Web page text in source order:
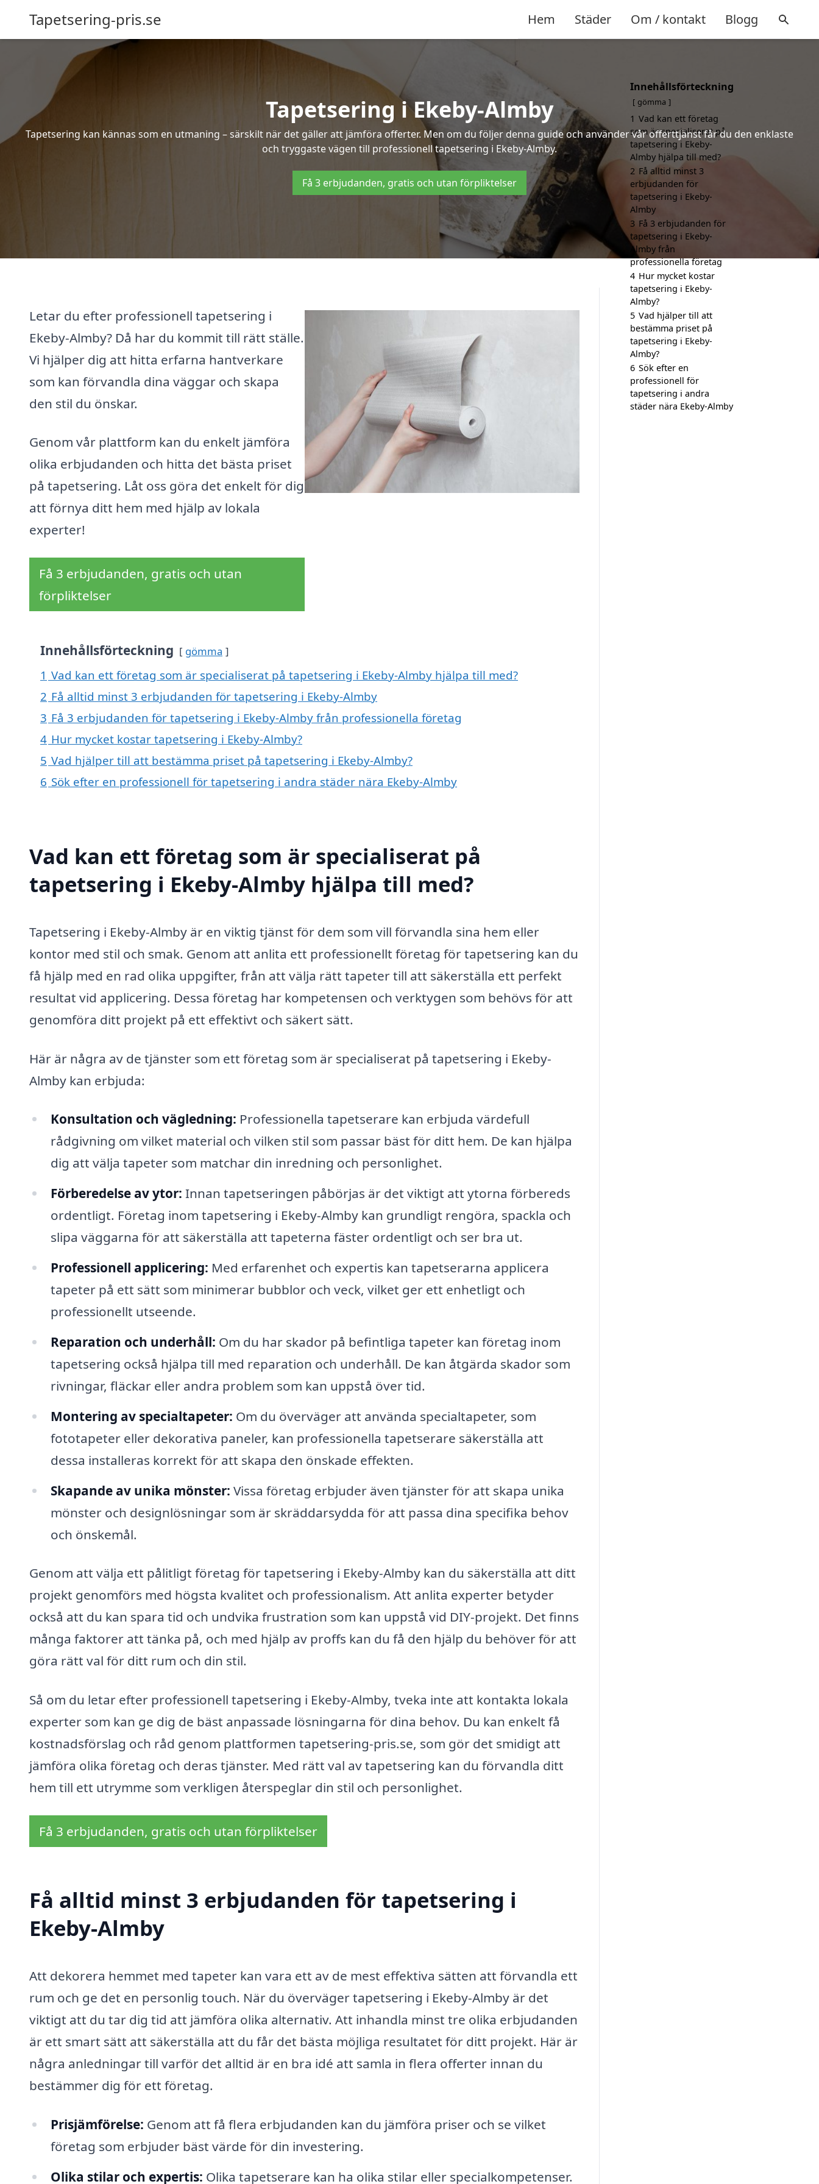
Tapetsering-pris.se Hem Städer Om / kontakt Blogg
Tapetsering i Ekeby-Almby
Tapetsering kan kännas som en utmaning – särskilt när det gäller att jämföra offerter. Men om du följer denna guide och använder vår offerttjänst får du den enklaste
och tryggaste vägen till professionell tapetsering i Ekeby-Almby.
Få 3 erbjudanden, gratis och utan förpliktelser
Letar du efter professionell tapetsering i
Ekeby-Almby? Då har du kommit till rätt ställe.
Vi hjälper dig att hitta erfarna hantverkare
som kan förvandla dina väggar och skapa
den stil du önskar.
Genom vår plattform kan du enkelt jämföra
olika erbjudanden och hitta det bästa priset
på tapetsering. Låt oss göra det enkelt för dig
att förnya ditt hem med hjälp av lokala
experter!
Få 3 erbjudanden, gratis och utan
förpliktelser
Innehållsförteckning gömma
1 Vad kan ett företag som är specialiserat på tapetsering i Ekeby-Almby hjälpa till med?
2 Få alltid minst 3 erbjudanden för tapetsering i Ekeby-Almby
3 Få 3 erbjudanden för tapetsering i Ekeby-Almby från professionella företag
4 Hur mycket kostar tapetsering i Ekeby-Almby?
5 Vad hjälper till att bestämma priset på tapetsering i Ekeby-Almby?
6 Sök efter en professionell för tapetsering i andra städer nära Ekeby-Almby
Vad kan ett företag som är specialiserat på
tapetsering i Ekeby-Almby hjälpa till med?
Tapetsering i Ekeby-Almby är en viktig tjänst för dem som vill förvandla sina hem eller
kontor med stil och smak. Genom att anlita ett professionellt företag för tapetsering kan du
få hjälp med en rad olika uppgifter, från att välja rätt tapeter till att säkerställa ett perfekt
resultat vid applicering. Dessa företag har kompetensen och verktygen som behövs för att
genomföra ditt projekt på ett effektivt och säkert sätt.
Här är några av de tjänster som ett företag som är specialiserat på tapetsering i Ekeby-
Almby kan erbjuda:
Konsultation och vägledning: Professionella tapetserare kan erbjuda värdefull
rådgivning om vilket material och vilken stil som passar bäst för ditt hem. De kan hjälpa
dig att välja tapeter som matchar din inredning och personlighet.
Förberedelse av ytor: Innan tapetseringen påbörjas är det viktigt att ytorna förbereds
ordentligt. Företag inom tapetsering i Ekeby-Almby kan grundligt rengöra, spackla och
slipa väggarna för att säkerställa att tapeterna fäster ordentligt och ser bra ut.
Professionell applicering: Med erfarenhet och expertis kan tapetserarna applicera
tapeter på ett sätt som minimerar bubblor och veck, vilket ger ett enhetligt och
professionellt utseende.
Reparation och underhåll: Om du har skador på befintliga tapeter kan företag inom
tapetsering också hjälpa till med reparation och underhåll. De kan åtgärda skador som
rivningar, fläckar eller andra problem som kan uppstå över tid.
Montering av specialtapeter: Om du överväger att använda specialtapeter, som
fototapeter eller dekorativa paneler, kan professionella tapetserare säkerställa att
dessa installeras korrekt för att skapa den önskade effekten.
Skapande av unika mönster: Vissa företag erbjuder även tjänster för att skapa unika
mönster och designlösningar som är skräddarsydda för att passa dina specifika behov
och önskemål.
Genom att välja ett pålitligt företag för tapetsering i Ekeby-Almby kan du säkerställa att ditt
projekt genomförs med högsta kvalitet och professionalism. Att anlita experter betyder
också att du kan spara tid och undvika frustration som kan uppstå vid DIY-projekt. Det finns
många faktorer att tänka på, och med hjälp av proffs kan du få den hjälp du behöver för att
göra rätt val för ditt rum och din stil.
Så om du letar efter professionell tapetsering i Ekeby-Almby, tveka inte att kontakta lokala
experter som kan ge dig de bäst anpassade lösningarna för dina behov. Du kan enkelt få
kostnadsförslag och råd genom plattformen tapetsering-pris.se, som gör det smidigt att
jämföra olika företag och deras tjänster. Med rätt val av tapetsering kan du förvandla ditt
hem till ett utrymme som verkligen återspeglar din stil och personlighet.
Få 3 erbjudanden, gratis och utan förpliktelser
Få alltid minst 3 erbjudanden för tapetsering i
Ekeby-Almby
Att dekorera hemmet med tapeter kan vara ett av de mest effektiva sätten att förvandla ett
rum och ge det en personlig touch. När du överväger tapetsering i Ekeby-Almby är det
viktigt att du tar dig tid att jämföra olika alternativ. Att inhandla minst tre olika erbjudanden
är ett smart sätt att säkerställa att du får det bästa möjliga resultatet för ditt projekt. Här är
några anledningar till varför det alltid är en bra idé att samla in flera offerter innan du
bestämmer dig för ett företag.
Prisjämförelse: Genom att få flera erbjudanden kan du jämföra priser och se vilket
företag som erbjuder bäst värde för din investering.
Olika stilar och expertis: Olika tapetserare kan ha olika stilar eller specialkompetenser.
Innehållsförteckning
gömma
1 Vad kan ett företag
som är specialiserat på
tapetsering i Ekeby-
Almby hjälpa till med?
2 Få alltid minst 3
erbjudanden för
tapetsering i Ekeby-
Almby
3 Få 3 erbjudanden för
tapetsering i Ekeby-
Almby från
professionella företag
4 Hur mycket kostar
tapetsering i Ekeby-
Almby?
5 Vad hjälper till att
bestämma priset på
tapetsering i Ekeby-
Almby?
6 Sök efter en
professionell för
tapetsering i andra
städer nära Ekeby-Almby